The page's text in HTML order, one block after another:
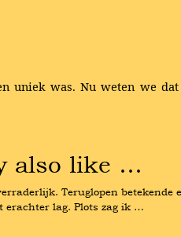
uniek was. Nu weten we
also like …
Teruglopen betekende
erachter lag. Plots zag ik …